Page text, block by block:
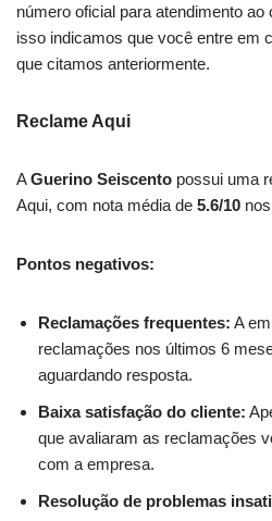
número oficial para atendimento
isso indicamos que você entre em
que citamos anteriormente.
Reclame Aqui
AGuerino Seiscento possui uma
Aqui, com nota média de 5.6/10
Pontos negativos:
Reclamações frequentes: A
reclamações nos últimos 6
aguardando resposta.
Baixa satisfação do cliente:
que avaliaram as reclamações
com a empresa.
Resolução de problemas